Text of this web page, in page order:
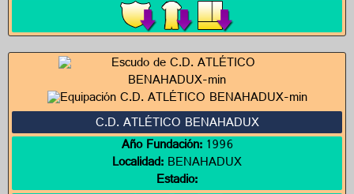
C.D. ATLÉTICO BENAHADUX
Año Fundación:1996
Localidad:BENAHADUX
Estadio: